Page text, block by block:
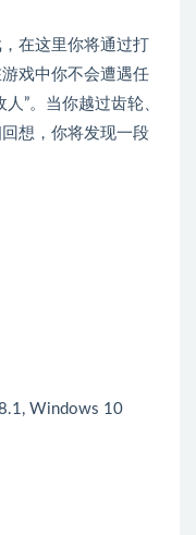
在这里你将通过打
戏中你不会遭遇任
”。当你越过齿轮、
想，你将发现一段
Windows 10